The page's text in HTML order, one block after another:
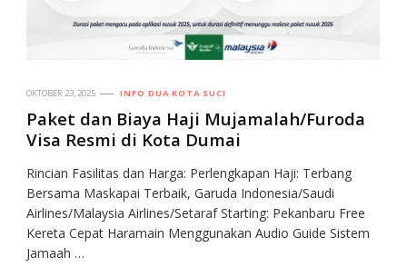
OKTOBER 23, 2025 INFO DUA KOTA SUCI
Paket dan Biaya Haji Mujamalah/Furoda
Visa Resmi di Kota Dumai
Rincian Fasilitas dan Harga: Perlengkapan Haji: Terbang
Bersama Maskapai Terbaik, Garuda Indonesia/Saudi
Airlines/Malaysia Airlines/Setaraf Starting: Pekanbaru Free
Kereta Cepat Haramain Menggunakan Audio Guide Sistem
Jamaah …